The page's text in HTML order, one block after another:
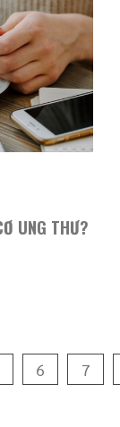
UNG THƯ?
6 7